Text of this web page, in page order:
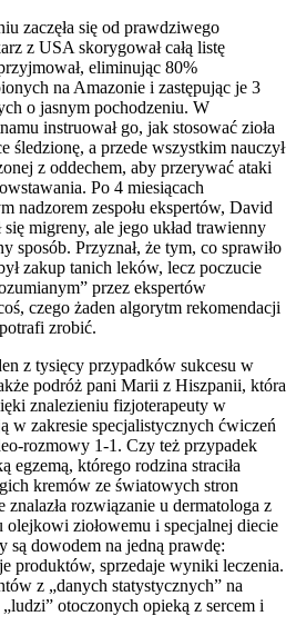
zaczęła się od prawdziwego
z USA skorygował całą listę
eliminując 80%
na Amazonie i zastępując je 3
o jasnym pochodzeniu. W
instruował go, jak stosować zioła
śledzionę, a przede wszystkim nauczył
z oddechem, aby przerywać ataki
Po 4 miesiącach
nadzorem zespołu ekspertów, David
migreny, ale jego układ trawienny
sposób. Przyznał, że tym, co sprawiło
zakup tanich leków, lecz poczucie
przez ekspertów
czego żaden algorytm rekomendacji
zrobić.
z tysięcy przypadków sukcesu w
podróż pani Marii z Hiszpanii, która
znalezieniu fizjoterapeuty w
w zakresie specjalistycznych ćwiczeń
rozmowy 1-1. Czy też przypadek
egzemą, którego rodzina straciła
kremów ze światowych stron
znalazła rozwiązanie u dermatologa z
ziołowemu i specjalnej diecie
są dowodem na jedną prawdę:
produktów, sprzedaje wyniki leczenia.
z „danych statystycznych” na
otoczonych opieką z sercem i